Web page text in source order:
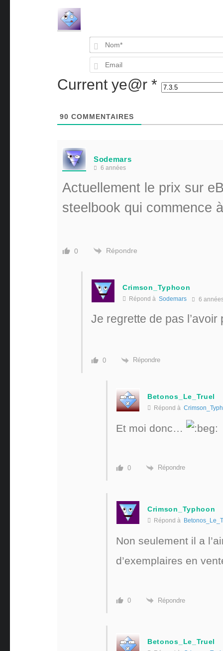
Current ye@r *
90 COMMENTAIRES
Sodemars
6 années
Actuellement le prix sur
steelbook qui commence
0 Répondre
Crimson_Typhoon
Répond à Sodemars 6
Je regrette de pas
0 Répondre
Betonos_Le_Truel
Répond à
Et moi donc…
0 Répondre
Crimson_Typhoon
Répond à
Non seulement il a
d’exemplaires en
0 Répondre
Betonos_Le_Truel